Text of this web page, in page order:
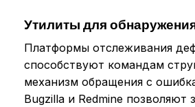
Утилиты для
Платформы отслеживания
способствуют командам
механизм обращения с
Bugzilla и Redmine позволяют